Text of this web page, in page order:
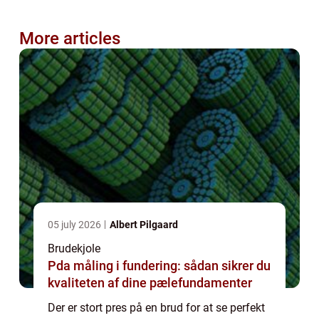
More articles
05 july 2026 Albert Pilgaard
Brudekjole
Pda måling i fundering: sådan sikrer du
kvaliteten af dine pælefundamenter
Der er stort pres på en brud for at se perfekt